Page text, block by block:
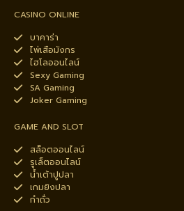
CASINO ONLINE
บาคาร่า
ไพ่เสือมังกร
ไฮโลออนไลน์
Sexy Gaming
SA Gaming
Joker Gaming
GAME AND SLOT
สล็อตออนไลน์
รูเล็ตออนไลน์
น้ำเต้าปูปลา
เกมยิงปลา
กำถั่ว